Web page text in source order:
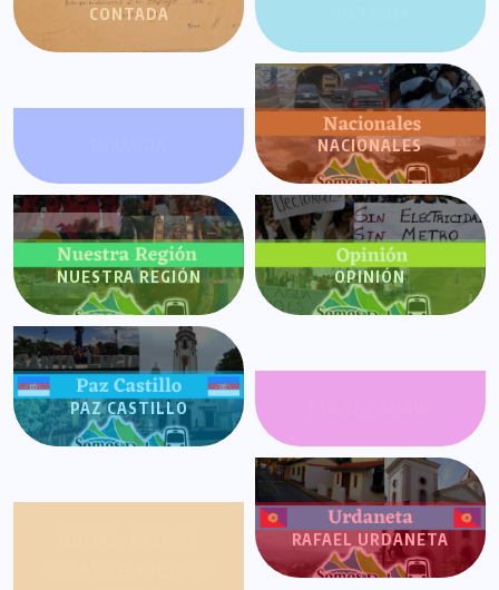
CONTADA
NACIONALES
NUESTRA REGIÓN OPINIÓN
PAZ CASTILLO
RAFAEL URDANETA